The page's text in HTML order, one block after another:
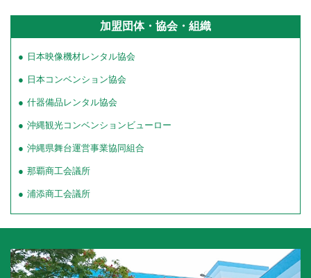
加盟団体・協会・組織
日本映像機材レンタル協会
日本コンベンション協会
什器備品レンタル協会
沖縄観光コンベンションビューロー
沖縄県舞台運営事業協同組合
那覇商工会議所
浦添商工会議所